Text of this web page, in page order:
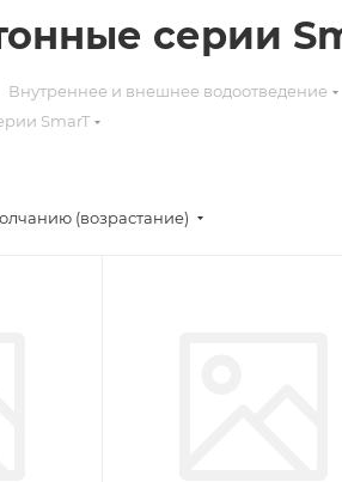
серии
Внутреннее и внешнее водоотведение
SmarT
(возрастание)